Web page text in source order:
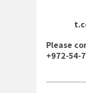
Please
+972-